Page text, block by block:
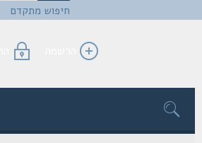
חיפוש מתקדם
הרשמה התחבר